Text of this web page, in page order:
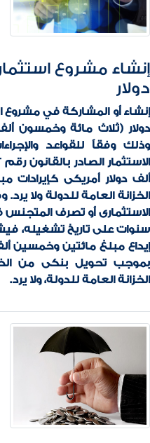
دولار
دولار (ثلاث مائة وخمسون
وذلك وفقاً للقواعد
ألف دولار أمريكى كإيرادات
الخزانة العامة للدولة ولا
الاستثمارى أو تصرف
سنوات على تاريخ تشغيله،
إيداع مبلغ مائتين وخمسين
بموجب تحويل بنكى من
الخزانة العامة للدولة، ولا يرد.